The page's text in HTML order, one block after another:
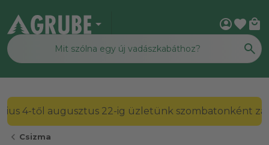
arrow_drop_down account_circlefavorite local_mall
2026. július 4-től augusztus 22-ig üzletünk
chevron_left Csizma